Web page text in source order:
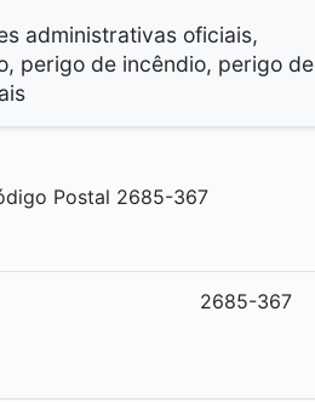
administrativas oficiais,
perigo de incêndio, perigo de
Postal 2685-367
2685-367